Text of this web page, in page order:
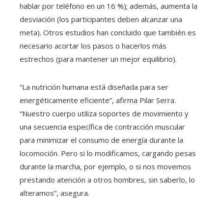
hablar por teléfono en un 16 %); además, aumenta la
desviación (los participantes deben alcanzar una
meta). Otros estudios han concluido que también es
necesario acortar los pasos o hacerlos más
estrechos (para mantener un mejor equilibrio).
“La nutrición humana está diseñada para ser
energéticamente eficiente”, afirma Pilar Serra.
“Nuestro cuerpo utiliza soportes de movimiento y
una secuencia específica de contracción muscular
para minimizar el consumo de energía durante la
locomoción. Pero si lo modificamos, cargando pesas
durante la marcha, por ejemplo, o si nos movemos
prestando atención a otros hombres, sin saberlo, lo
alteramos”, asegura.